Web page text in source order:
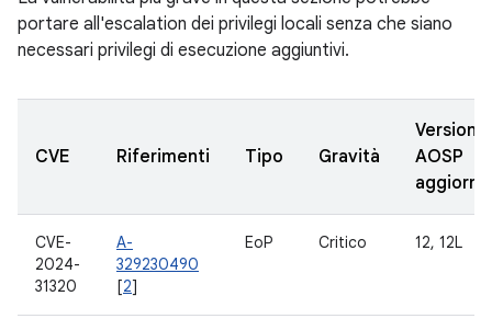
portare all'escalation dei privilegi locali senza che siano
necessari privilegi di esecuzione aggiuntivi.
CVE Riferimenti Tipo Gravità
Versioni
AOSP
CVE-
2024-
31320
A-
329230490
[2]
EoP Critico 12, 12L